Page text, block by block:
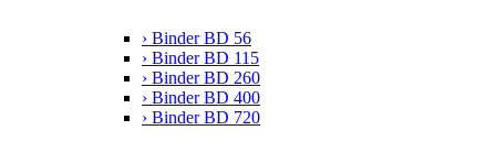
› Binder BD 56
› Binder BD 115
› Binder BD 260
› Binder BD 400
› Binder BD 720